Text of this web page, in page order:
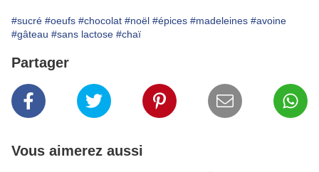
#sucré #oeufs #chocolat #noël #épices #madeleines #avoine
#gâteau #sans lactose #chaï
Partager
Vous aimerez aussi